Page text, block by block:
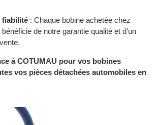
fiabilité : Chaque bobine achetée chez
de notre garantie qualité et d’un
à COTUMAU pour vos bobines
vos pièces détachées automobiles en